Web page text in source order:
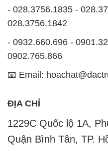
- 028.3756.1835 -
028.3756.1842
- 0932.660.696 -
0902.765.866
📧 Email:
ĐỊA CHỈ
1229C Quốc lộ 1A,
Quận Bình Tân, TP.